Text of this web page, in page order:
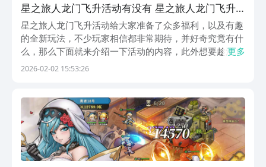
星之旅人龙门飞升活动有没有 星之旅人龙门飞升
活动盘点
星之旅人龙门飞升活动给大家准备了众多福利，以及有趣
的全新玩法，不少玩家相信都非常期待，并好奇究竟有什
么，那么下面就来介绍一下活动的内容，此外想要趁活动
入坑的小伙伴们，可以去手游福利第一的九游下载，九游
更多
2026-02-02 15:53:26